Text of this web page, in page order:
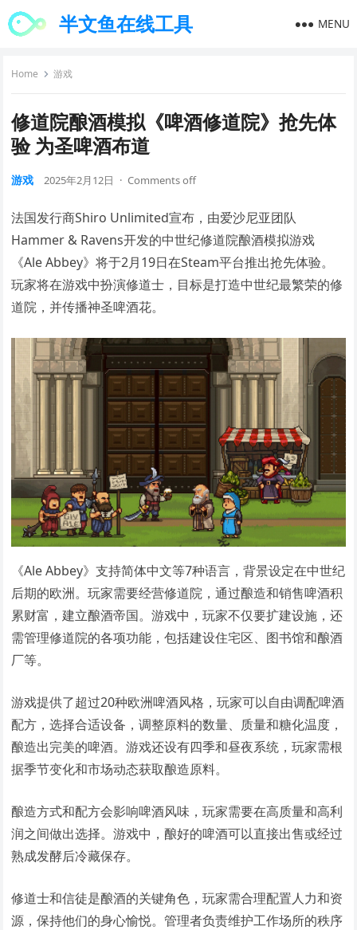
半文鱼在线工具 MENU
Home 游戏
修道院酿酒模拟《啤酒修道院》抢先体
验 为圣啤酒布道
游戏 2025年2月12日 · Comments off
法国发行商Shiro Unlimited宣布，由爱沙尼亚团队
Hammer & Ravens开发的中世纪修道院酿酒模拟游戏
《Ale Abbey》将于2月19日在Steam平台推出抢先体验。
玩家将在游戏中扮演修道士，目标是打造中世纪最繁荣的修
道院，并传播神圣啤酒花。
《Ale Abbey》支持简体中文等7种语言，背景设定在中世纪
后期的欧洲。玩家需要经营修道院，通过酿造和销售啤酒积
累财富，建立酿酒帝国。游戏中，玩家不仅要扩建设施，还
需管理修道院的各项功能，包括建设住宅区、图书馆和酿酒
厂等。
游戏提供了超过20种欧洲啤酒风格，玩家可以自由调配啤酒
配方，选择合适设备，调整原料的数量、质量和糖化温度，
酿造出完美的啤酒。游戏还设有四季和昼夜系统，玩家需根
据季节变化和市场动态获取酿造原料。
酿造方式和配方会影响啤酒风味，玩家需要在高质量和高利
润之间做出选择。游戏中，酿好的啤酒可以直接出售或经过
熟成发酵后冷藏保存。
修道士和信徒是酿酒的关键角色，玩家需合理配置人力和资
源，保持他们的身心愉悦。管理者负责维护工作场所的秩序